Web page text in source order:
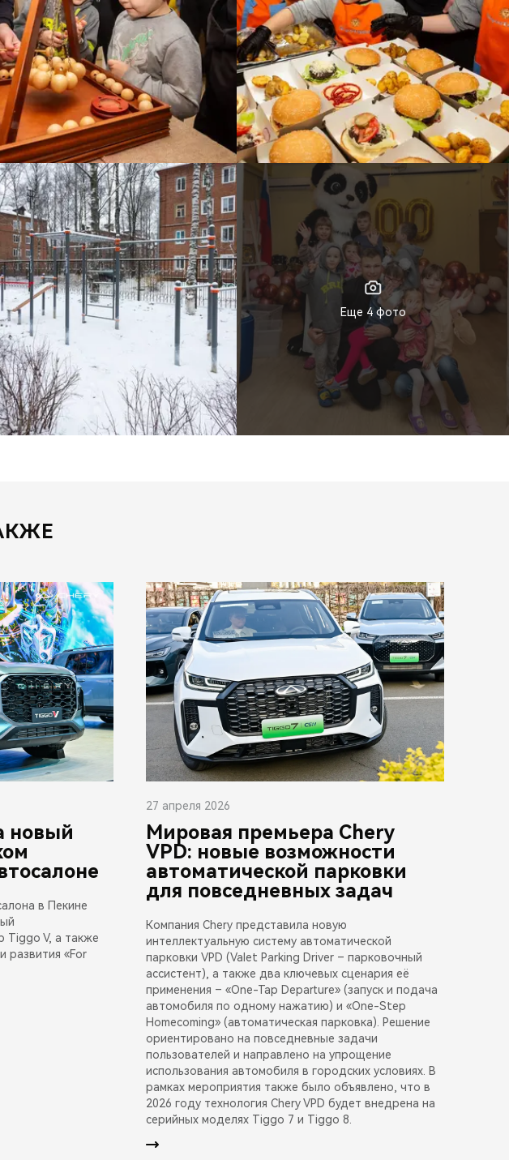
Еще 4 фото
новый
в Пекине
Tiggo V, а также
развития «For
27 апреля 2026
Мировая премьера Chery
VPD: новые возможности
автоматической парковки
для повседневных задач
Компания Chery представила новую
интеллектуальную систему автоматической
парковки VPD (Valet Parking Driver – парковочный
ассистент), а также два ключевых сценария её
применения – «One-Tap Departure» (запуск и подача
автомобиля по одному нажатию) и «One-Step
Homecoming» (автоматическая парковка). Решение
ориентировано на повседневные задачи
пользователей и направлено на упрощение
использования автомобиля в городских условиях. В
рамках мероприятия также было объявлено, что в
2026 году технология Chery VPD будет внедрена на
серийных моделях Tiggo 7 и Tiggo 8.